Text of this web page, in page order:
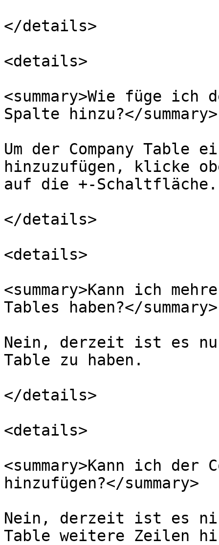
</details>
<details>
<summary>Wie füge ich
Spalte hinzu?</summary>
Um der Company Table
hinzuzufügen, klicke
auf die +‑Schaltfläche.
</details>
<details>
<summary>Kann ich
Tables haben?</summary>
Nein, derzeit ist es nur
Table zu haben.
</details>
<details>
<summary>Kann ich der
hinzufügen?</summary>
Nein, derzeit ist es
Table weitere Zeilen